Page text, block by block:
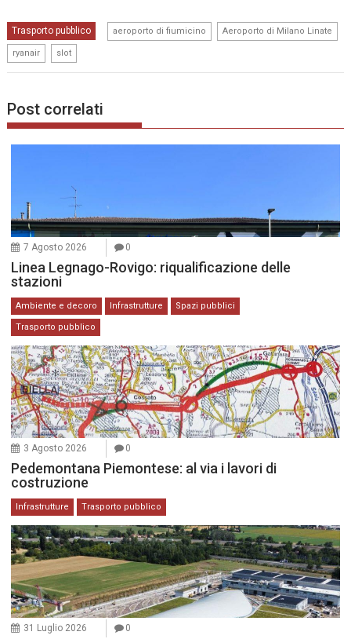
Trasporto pubblico aeroporto di fiumicino Aeroporto di Milano Linate
ryanair slot
Post correlati
7 Agosto 2026 0
Linea Legnago-Rovigo: riqualificazione delle
stazioni
Ambiente e decoro Infrastrutture Spazi pubblici
Trasporto pubblico
3 Agosto 2026 0
Pedemontana Piemontese: al via i lavori di
costruzione
Infrastrutture Trasporto pubblico
31 Luglio 2026 0